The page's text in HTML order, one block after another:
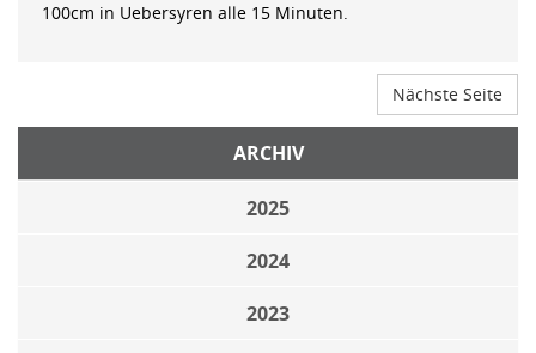
100cm in Uebersyren alle 15 Minuten.
Nächste Seite
ARCHIV
2025
2024
2023